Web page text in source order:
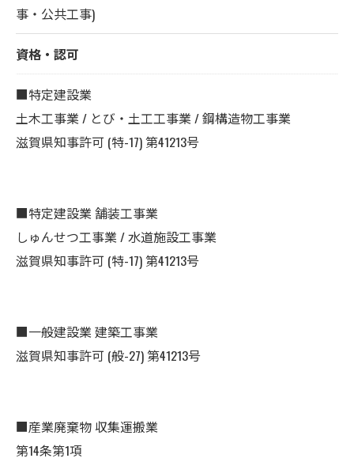
事・公共工事)
資格・認可
■特定建設業
土木工事業 / とび・土工工事業 / 鋼構造物工事業
滋賀県知事許可 (特-17) 第41213号
■特定建設業 舗装工事業
しゅんせつ工事業 / 水道施設工事業
滋賀県知事許可 (特-17) 第41213号
■一般建設業 建築工事業
滋賀県知事許可 (般-27) 第41213号
■産業廃棄物 収集運搬業
第14条第1項